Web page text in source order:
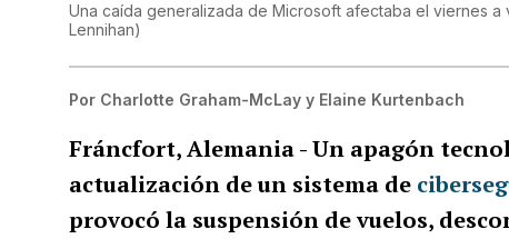
Una caída generalizada de Microsoft afectaba el viernes
Lennihan)
Por Charlotte Graham-McLay y Elaine Kurtenbach
Fráncfort, Alemania - Un apagón
actualización de un sistema de
provocó la suspensión de vuelos,